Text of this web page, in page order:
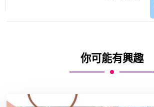
你可能有興趣